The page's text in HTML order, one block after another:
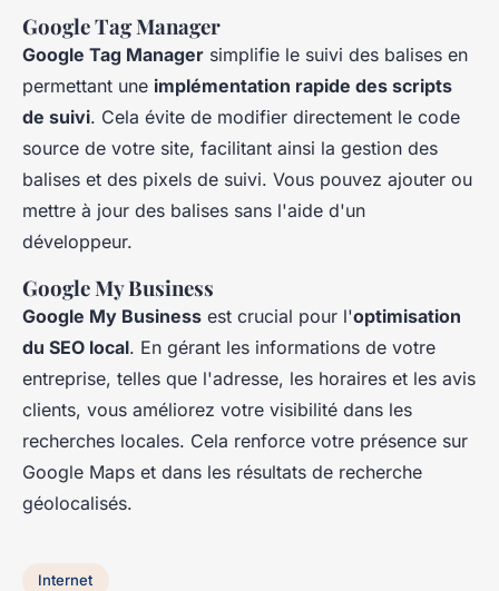
Google Tag Manager
Google Tag Manager simplifie le suivi des balises en
permettant une implémentation rapide des scripts
de suivi. Cela évite de modifier directement le code
source de votre site, facilitant ainsi la gestion des
balises et des pixels de suivi. Vous pouvez ajouter ou
mettre à jour des balises sans l'aide d'un
développeur.
Google My Business
Google My Business est crucial pour l'optimisation
du SEO local. En gérant les informations de votre
entreprise, telles que l'adresse, les horaires et les avis
clients, vous améliorez votre visibilité dans les
recherches locales. Cela renforce votre présence sur
Google Maps et dans les résultats de recherche
géolocalisés.
Internet